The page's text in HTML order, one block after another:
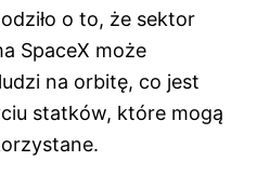
o to, że sektor
SpaceX może
na orbitę, co jest
statków, które mogą